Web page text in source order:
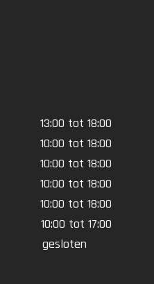
13:00 tot 18:00
10:00 tot 18:00
10:00 tot 18:00
10:00 tot 18:00
10:00 tot 18:00
10:00 tot 17:00
gesloten